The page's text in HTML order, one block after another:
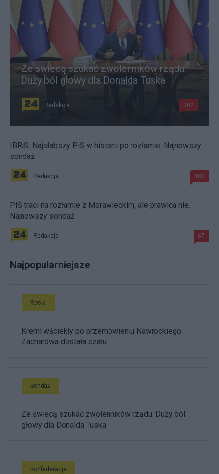
Ze świecą szukać zwolenników rządu.
Duży ból głowy dla Donalda Tuska
Redakcja 202
IBRiS: Najsłabszy PiS w historii po rozłamie. Najnowszy
sondaż
Redakcja 180
PiS traci na rozłamie z Morawieckim, ale prawica nie.
Najnowszy sondaż
Redakcja 67
Najpopularniejsze
Rosja
Kreml wściekły po przemówieniu Nawrockiego.
Zacharowa dostała szału
Sondaż
Ze świecą szukać zwolenników rządu. Duży ból
głowy dla Donalda Tuska
Konfederacja